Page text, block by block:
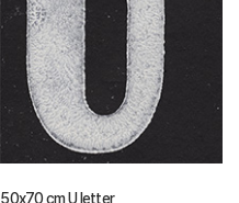
50x70 cm U letter